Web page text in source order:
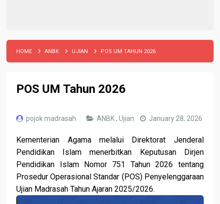
HOME ANBK UJIAN POS UM TAHUN 2026
POS UM Tahun 2026
pojok madrasah ANBK,Ujian January 28, 2026
Kementerian Agama melalui Direktorat Jenderal
Pendidikan Islam menerbitkan Keputusan Dirjen
Pendidikan Islam Nomor 751 Tahun 2026 tentang
Prosedur Operasional Standar (POS) Penyelenggaraan
Ujian Madrasah Tahun Ajaran 2025/2026.